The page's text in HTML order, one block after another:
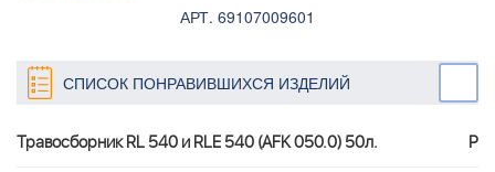
АРТ. 69107009601
СПИСОК ПОНРАВИВШИХСЯ ИЗДЕЛИЙ
Травосборник RL 540 и RLE 540 (AFK 050.0) 50л.
Р